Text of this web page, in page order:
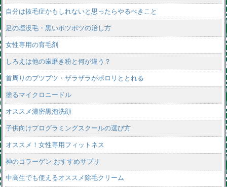
自分は抜毛症かもしれないと思ったらやるべきこと
足の埋没毛・黒いポツポツの治し方
女性専用の育毛剤
しろえは他の歯磨き粉と何が違う？
首周りのブツブツ・ザラザラがポロリととれる
塗るマイクロニードル
オススメ濃密黒泡洗顔
子供向けプログラミングスクールの選び方
オススメ！女性専用フィットネス
神のコラーゲン おすすめサプリ
中高生でも使えるオススメ除毛クリーム